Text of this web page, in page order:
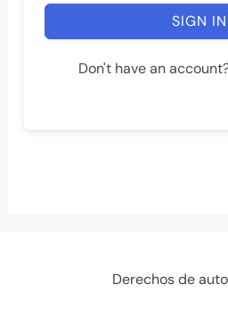
SIGN IN
Don't have an
Derechos de